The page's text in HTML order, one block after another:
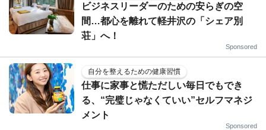
ビジネスリーダーのための安らぎの空
間…都心を離れて軽井沢の「シェア別
荘」へ！
Sponsored
自分を整えるための健康習慣
仕事に家事と慌ただしい毎日でもでき
る、“完璧じゃなくていい”セルフマネジ
メント
Sponsored